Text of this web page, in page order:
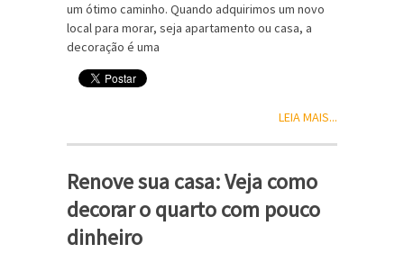
um ótimo caminho. Quando adquirimos um novo
local para morar, seja apartamento ou casa, a
decoração é uma
LEIA MAIS...
Renove sua casa: Veja como
decorar o quarto com pouco
dinheiro